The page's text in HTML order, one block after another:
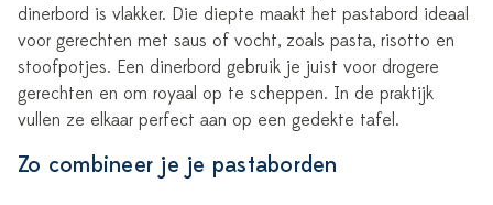
dinerbord is vlakker. Die diepte maakt het pastabord ideaal
voor gerechten met saus of vocht, zoals pasta, risotto en
stoofpotjes. Een dinerbord gebruik je juist voor drogere
gerechten en om royaal op te scheppen. In de praktijk
vullen ze elkaar perfect aan op een gedekte tafel.
Zo combineer je je pastaborden